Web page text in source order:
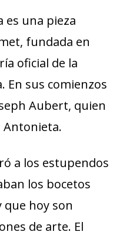
es una pieza
fundada en
oficial de la
En sus comienzos
Aubert, quien
Antonieta.
a los estupendos
los bocetos
que hoy son
de arte. El